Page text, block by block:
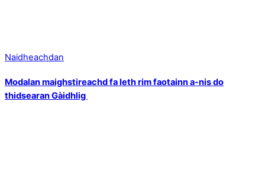
Naidheachdan
Modalan maighstireachd fa leth rim faotainn a-nis do
thidsearan Gàidhlig